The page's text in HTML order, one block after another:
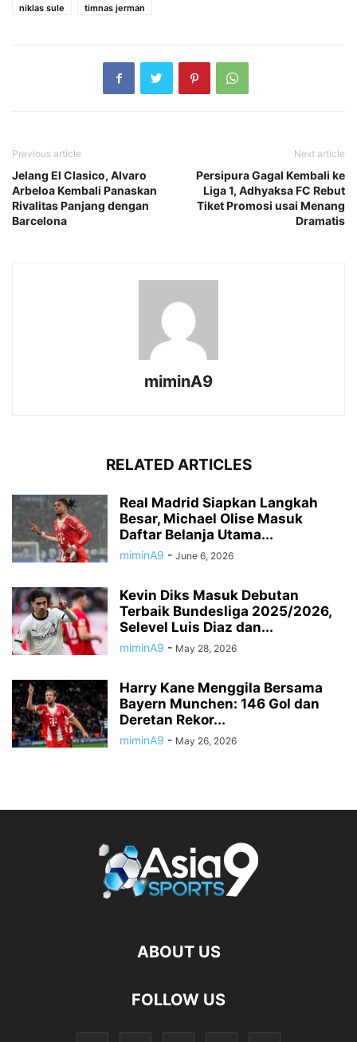
niklas sule
timnas jerman
Previous article
Jelang El Clasico, Alvaro
Arbeloa Kembali Panaskan
Rivalitas Panjang dengan
Barcelona
Next article
Persipura Gagal Kembali ke
Liga 1, Adhyaksa FC Rebut
Tiket Promosi usai Menang
Dramatis
miminA9
RELATED ARTICLES
Real Madrid Siapkan Langkah
Besar, Michael Olise Masuk
Daftar Belanja Utama...
miminA9 - June 6, 2026
Kevin Diks Masuk Debutan
Terbaik Bundesliga 2025/2026,
Selevel Luis Diaz dan...
miminA9 - May 28, 2026
Harry Kane Menggila Bersama
Bayern Munchen: 146 Gol dan
Deretan Rekor...
miminA9 - May 26, 2026
ABOUT US
FOLLOW US